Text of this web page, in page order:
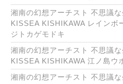
湘南の幻想アーチスト 不思議
KISSEA KISHIKAWA レインボ
ジトカゲモドキ
湘南の幻想アーチスト 不思議
KISSEA KISHIKAWA 江ノ島ウ
湘南の幻想アーチスト 不思議